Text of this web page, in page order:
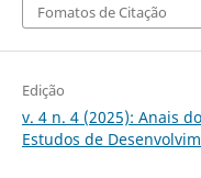
Fomatos de Citação
Edição
v. 4 n. 4 (2025): Anais
Estudos de